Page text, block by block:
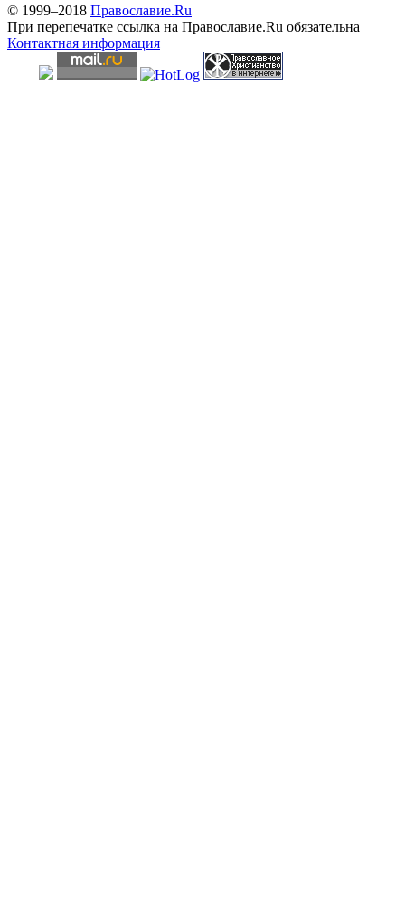
© 1999–2018 Православие.Ru
При перепечатке ссылка на Православие.Ru обязательна
Контактная информация